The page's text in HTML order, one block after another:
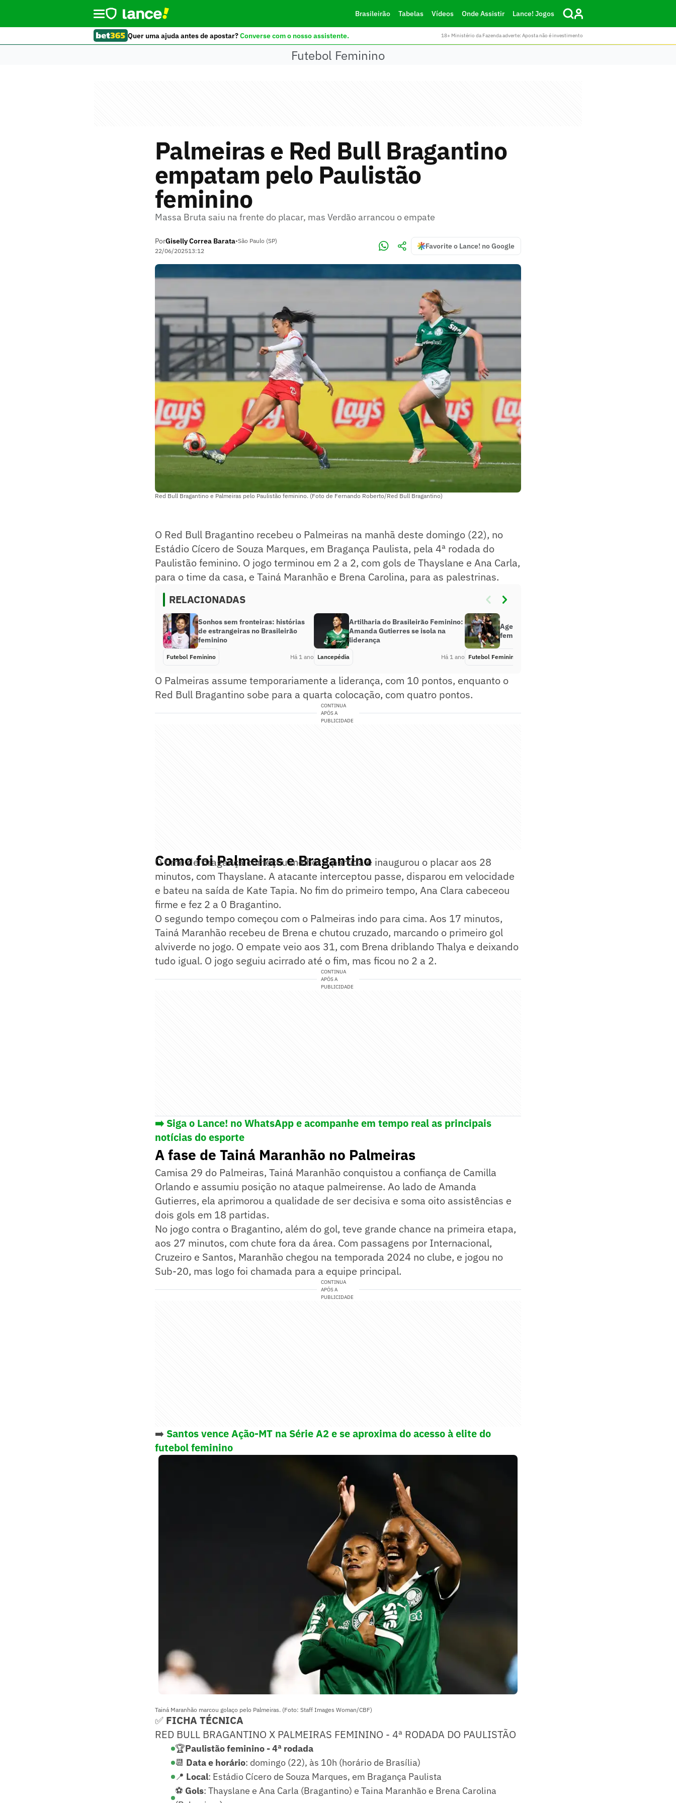
Brasileirão Tabelas Vídeos Onde Assistir Lance! Jogos
Quer uma ajuda antes de apostar?Converse com o nosso assistente. 18+ Ministério da Fazenda adverte: Aposta não é investimento
Futebol Feminino
Palmeiras e Red Bull Bragantino
empatam pelo Paulistão
feminino
Massa Bruta saiu na frente do placar, mas Verdão arrancou o empate
PorGiselly Correa Barata•São Paulo (SP)
22/06/202513:12
Favorite o Lance! no Google
Red Bull Bragantino e Palmeiras pelo Paulistão feminino. (Foto de Fernando Roberto/Red Bull Bragantino)
O Red Bull Bragantino recebeu o Palmeiras na manhã deste domingo (22), no
Estádio Cícero de Souza Marques, em Bragança Paulista, pela 4ª rodada do
Paulistão feminino. O jogo terminou em 2 a 2, com gols de Thayslane e Ana Carla,
para o time da casa, e Tainá Maranhão e Brena Carolina, para as palestrinas.
RELACIONADAS
Sonhos sem fronteiras: histórias
de estrangeiras no Brasileirão
feminino
Futebol Feminino Há 1 ano
Artilharia do Brasileirão Feminino:
Amanda Gutierres se isola na
liderança
Lancepédia Há 1 ano
Agenda L!: curtinhas do futebol
feminino do dia 22/06/2025
Futebol Feminino
O Palmeiras assume temporariamente a liderança, com 10 pontos, enquanto o
Red Bull Bragantino sobe para a quarta colocação, com quatro pontos.
CONTINUA
APÓS A
PUBLICIDADE
Como foi Palmeiras e Bragantino
O time de Bragança começou melhor a partida e inaugurou o placar aos 28
minutos, com Thayslane. A atacante interceptou passe, disparou em velocidade
e bateu na saída de Kate Tapia. No fim do primeiro tempo, Ana Clara cabeceou
firme e fez 2 a 0 Bragantino.
O segundo tempo começou com o Palmeiras indo para cima. Aos 17 minutos,
Tainá Maranhão recebeu de Brena e chutou cruzado, marcando o primeiro gol
alviverde no jogo. O empate veio aos 31, com Brena driblando Thalya e deixando
tudo igual. O jogo seguiu acirrado até o fim, mas ficou no 2 a 2.
CONTINUA
APÓS A
PUBLICIDADE
➡️ Siga o Lance! no WhatsApp e acompanhe em tempo real as principais
notícias do esporte
A fase de Tainá Maranhão no Palmeiras
Camisa 29 do Palmeiras, Tainá Maranhão conquistou a confiança de Camilla
Orlando e assumiu posição no ataque palmeirense. Ao lado de Amanda
Gutierres, ela aprimorou a qualidade de ser decisiva e soma oito assistências e
dois gols em 18 partidas.
No jogo contra o Bragantino, além do gol, teve grande chance na primeira etapa,
aos 27 minutos, com chute fora da área. Com passagens por Internacional,
Cruzeiro e Santos, Maranhão chegou na temporada 2024 no clube, e jogou no
Sub-20, mas logo foi chamada para a equipe principal.
CONTINUA
APÓS A
PUBLICIDADE
➡️ Santos vence Ação-MT na Série A2 e se aproxima do acesso à elite do
futebol feminino
Tainá Maranhão marcou golaço pelo Palmeiras. (Foto: Staff Images Woman/CBF)
✅ FICHA TÉCNICA
RED BULL BRAGANTINO X PALMEIRAS FEMININO - 4ª RODADA DO PAULISTÃO
🏆Paulistão feminino - 4ª rodada
📆 Data e horário: domingo (22), às 10h (horário de Brasília)
📍 Local: Estádio Cícero de Souza Marques, em Bragança Paulista
⚽ Gols: Thayslane e Ana Carla (Bragantino) e Taina Maranhão e Brena Carolina